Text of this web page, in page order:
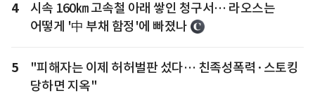
4
시속 160㎞ 고속철 아래 쌓인 청구서… 라오스는
어떻게 '中 부채 함정'에 빠졌나
5
"피해자는 이제 허허벌판 섰다… 친족성폭력·스토킹
당하면 지옥"